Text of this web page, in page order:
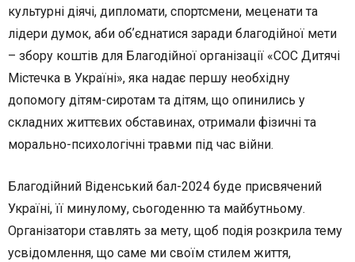
культурні діячі, дипломати, спортсмени, меценати та
лідери думок, аби обʼєднатися заради благодійної мети
– збору коштів для Благодійної організації «СОС Дитячі
Містечка в Україні», яка надає першу необхідну
допомогу дітям-сиротам та дітям, що опинились у
складних життєвих обставинах, отримали фізичні та
морально-психологічні травми під час війни.
Благодійний Віденський бал-2024 буде присвячений
Україні, її минулому, сьогоденню та майбутньому.
Організатори ставлять за мету, щоб подія розкрила тему
усвідомлення, що саме ми своїм стилем життя,